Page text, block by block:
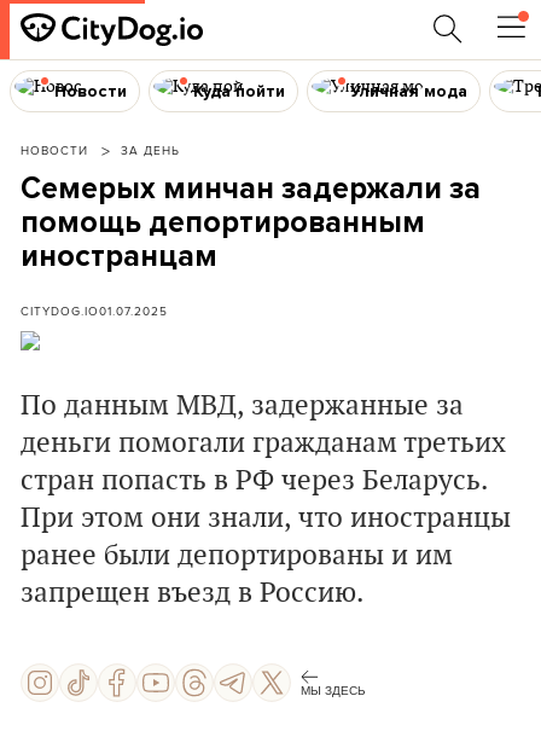
Новости Куда пойти Уличная мода
НОВОСТИ ЗА ДЕНЬ
Семерых минчан задержали за
помощь депортированным
иностранцам
CITYDOG.IO01.07.2025
По данным МВД, задержанные за
деньги помогали гражданам третьих
стран попасть в РФ через Беларусь.
При этом они знали, что иностранцы
ранее были депортированы и им
запрещен въезд в Россию.
МЫ ЗДЕСЬ